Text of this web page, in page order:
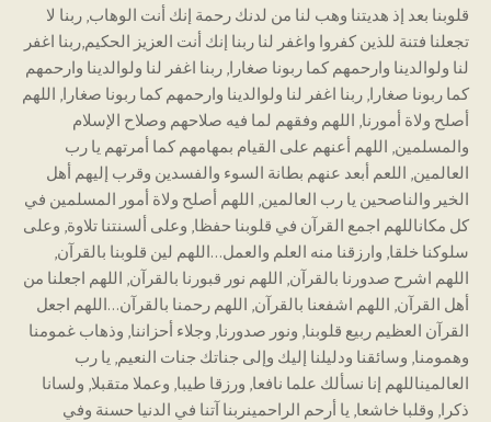
قلوبنا بعد إذ هديتنا وهب لنا من لدنك رحمة إنك أنت الوهاب, ربنا لا
تجعلنا فتنة للذين كفروا واغفر لنا ربنا إنك أنت العزيز الحكيم,ربنا اغفر
لنا ولوالدينا وارحمهم كما ربونا صغارا, ربنا اغفر لنا ولوالدينا وارحمهم
كما ربونا صغارا, ربنا اغفر لنا ولوالدينا وارحمهم كما ربونا صغارا, اللهم
أصلح ولاة أمورنا, اللهم وفقهم لما فيه صلاحهم وصلاح الإسلام
والمسلمين, اللهم أعنهم على القيام بمهامهم كما أمرتهم يا رب
العالمين, اللعم أبعد عنهم بطانة السوء والفسدين وقرب إليهم أهل
الخير والناصحين يا رب العالمين, اللهم أصلح ولاة أمور المسلمين في
كل مكاناللهم اجمع القرآن في قلوبنا حفظا, وعلى ألسنتنا تلاوة, وعلى
سلوكنا خلقا, وارزقنا منه العلم والعمل…اللهم لين قلوبنا بالقرآن,
اللهم اشرح صدورنا بالقرآن, اللهم نور قبورنا بالقرآن, اللهم اجعلنا من
أهل القرآن, اللهم اشفعنا بالقرآن, اللهم رحمنا بالقرآن…اللهم اجعل
القرآن العظيم ربيع قلوبنا, ونور صدورنا, وجلاء أحزاننا, وذهاب غمومنا
وهمومنا, وسائقنا ودليلنا إليك وإلى جناتك جنات النعيم, يا رب
العالميناللهم إنا نسألك علما نافعا, ورزقا طيبا, وعملا متقبلا, ولسانا
ذكرا, وقلبا خاشعا, يا أرحم الراحمينربنا آتنا في الدنيا حسنة وفي